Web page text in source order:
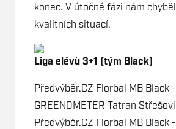
konec. V útočné fázi nám
kvalitních situací.
Liga elévů 3+1 (tým Black)
Předvýběr.CZ Florbal MB Black
GREENOMETER Tatran
Předvýběr.CZ Florbal MB Black